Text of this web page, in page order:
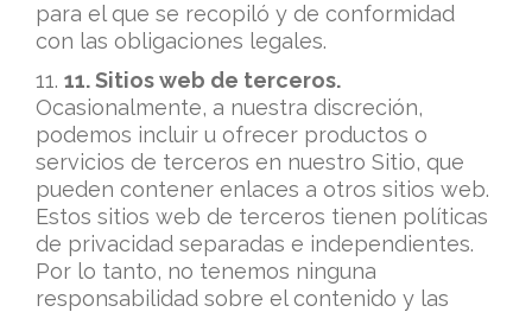
para el que se recopiló y de conformidad
con las obligaciones legales.
11. 11. Sitios web de terceros.
Ocasionalmente, a nuestra discreción,
podemos incluir u ofrecer productos o
servicios de terceros en nuestro Sitio, que
pueden contener enlaces a otros sitios web.
Estos sitios web de terceros tienen políticas
de privacidad separadas e independientes.
Por lo tanto, no tenemos ninguna
responsabilidad sobre el contenido y las